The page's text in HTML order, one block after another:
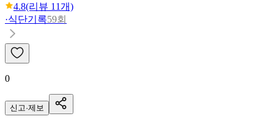
4.8(리뷰 11개)
·식단기록59회
0
신고·제보